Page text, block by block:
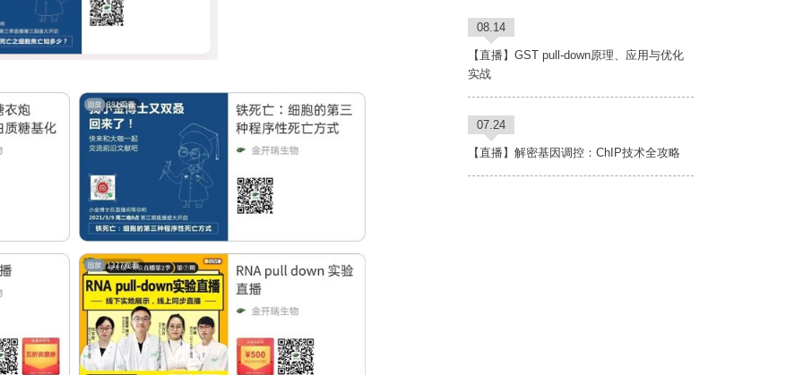
08.14
【直播】GST pull-down原理、应用与优化
实战
07.24
【直播】解密基因调控：ChIP技术全攻略